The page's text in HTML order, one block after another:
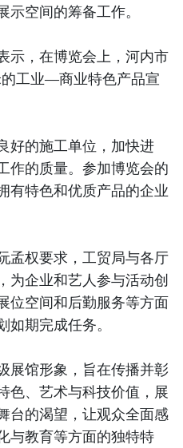
空间的筹备工作。
示，在博览会上，河内市
工业—商业特色产品宣
好的施工单位，加快进
作的质量。参加博览会的
有特色和优质产品的企业
孟权要求，工贸局与各厅
为企业和艺人参与活动创
位空间和后勤服务等方面
期完成任务。
展馆形象，旨在传播并彰
色、艺术与科技价值，展
台的渴望，让观众全面感
与教育等方面的独特特